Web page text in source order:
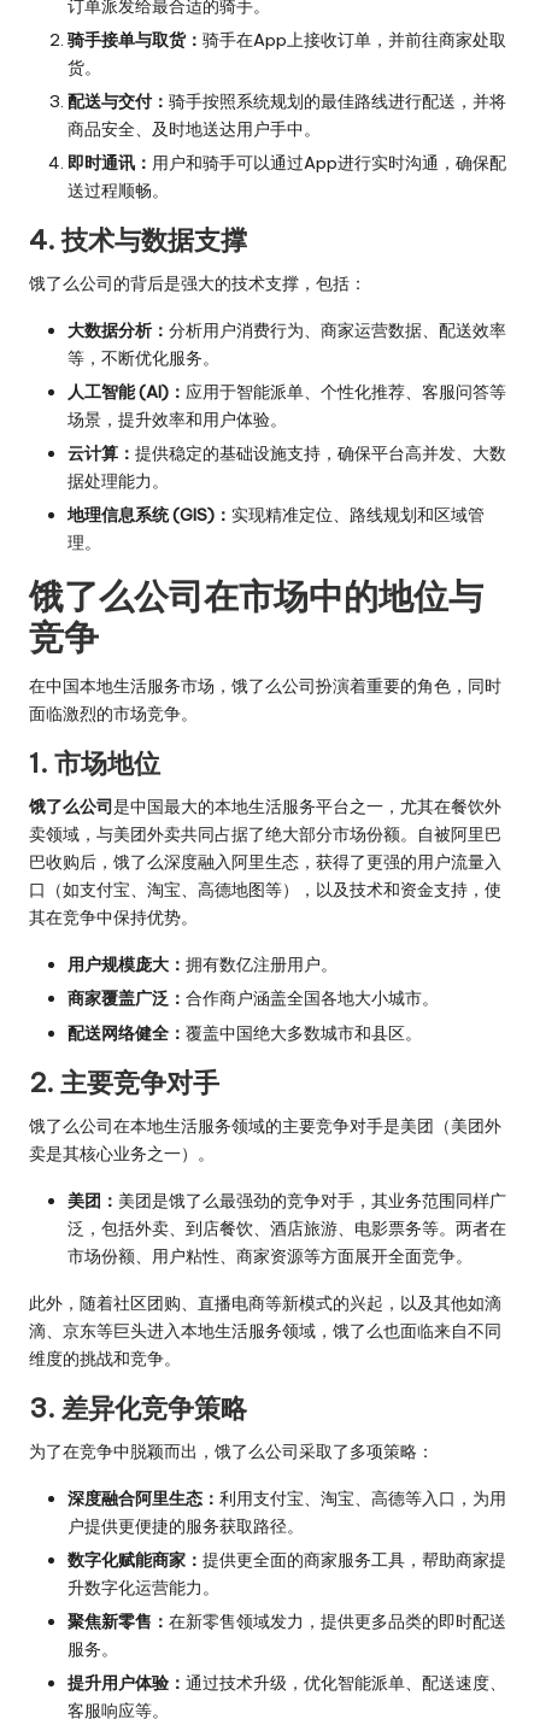
订单派发给最合适的骑手。
骑手接单与取货： 骑手在App上接收订单，并前往商家处取
货。
配送与交付： 骑手按照系统规划的最佳路线进行配送，并将
商品安全、及时地送达用户手中。
即时通讯： 用户和骑手可以通过App进行实时沟通，确保配
送过程顺畅。
4. 技术与数据支撑
饿了么公司的背后是强大的技术支撑，包括：
大数据分析： 分析用户消费行为、商家运营数据、配送效率
等，不断优化服务。
人工智能 (AI)： 应用于智能派单、个性化推荐、客服问答等
场景，提升效率和用户体验。
云计算： 提供稳定的基础设施支持，确保平台高并发、大数
据处理能力。
地理信息系统 (GIS)： 实现精准定位、路线规划和区域管
理。
饿了么公司在市场中的地位与
竞争
在中国本地生活服务市场，饿了么公司扮演着重要的角色，同时
面临激烈的市场竞争。
1. 市场地位
饿了么公司是中国最大的本地生活服务平台之一，尤其在餐饮外
卖领域，与美团外卖共同占据了绝大部分市场份额。自被阿里巴
巴收购后，饿了么深度融入阿里生态，获得了更强的用户流量入
口（如支付宝、淘宝、高德地图等），以及技术和资金支持，使
其在竞争中保持优势。
用户规模庞大： 拥有数亿注册用户。
商家覆盖广泛： 合作商户涵盖全国各地大小城市。
配送网络健全： 覆盖中国绝大多数城市和县区。
2. 主要竞争对手
饿了么公司在本地生活服务领域的主要竞争对手是美团（美团外
卖是其核心业务之一）。
美团： 美团是饿了么最强劲的竞争对手，其业务范围同样广
泛，包括外卖、到店餐饮、酒店旅游、电影票务等。两者在
市场份额、用户粘性、商家资源等方面展开全面竞争。
此外，随着社区团购、直播电商等新模式的兴起，以及其他如滴
滴、京东等巨头进入本地生活服务领域，饿了么也面临来自不同
维度的挑战和竞争。
3. 差异化竞争策略
为了在竞争中脱颖而出，饿了么公司采取了多项策略：
深度融合阿里生态： 利用支付宝、淘宝、高德等入口，为用
户提供更便捷的服务获取路径。
数字化赋能商家： 提供更全面的商家服务工具，帮助商家提
升数字化运营能力。
聚焦新零售： 在新零售领域发力，提供更多品类的即时配送
服务。
提升用户体验： 通过技术升级，优化智能派单、配送速度、
客服响应等。